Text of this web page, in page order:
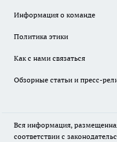
Информация о команде
Политика этики
Как с нами связаться
Обзорные статьи и пресс-
Вся информация,
соответствии с